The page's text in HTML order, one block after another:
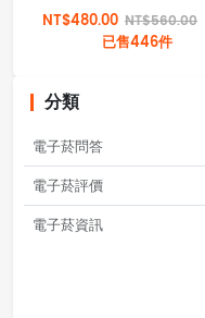
NT$480.00 NT$560.00
已售446件
分類
電子菸問答
電子菸評價
電子菸資訊